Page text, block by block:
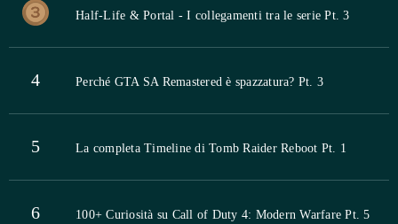
Half-Life & Portal - I collegamenti tra le serie Pt. 3
4 Perché GTA SA Remastered è spazzatura? Pt. 3
5 La completa Timeline di Tomb Raider Reboot Pt. 1
6 100+ Curiosità su Call of Duty 4: Modern Warfare Pt. 5